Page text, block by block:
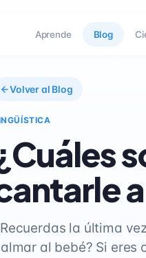
Aprende Blog
Volver al Blog
la última
al bebé? Si eres